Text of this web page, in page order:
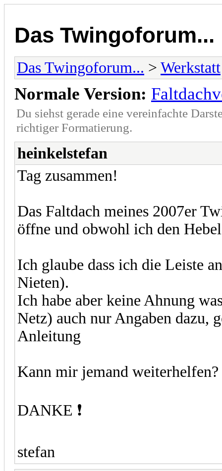
Das Twingoforum...
Das Twingoforum... > Werkstatt
Normale Version:
Du siehst gerade eine vereinfachte
richtiger Formatierung.
heinkelstefan
Tag zusammen!
Das Faltdach meines 2007er
öffne und obwohl ich den
Ich glaube dass ich die Leiste
Nieten).
Ich habe aber keine Ahnung
Netz) auch nur Angaben dazu,
Anleitung
Kann mir jemand weiterhelfen?
DANKE ❗
stefan